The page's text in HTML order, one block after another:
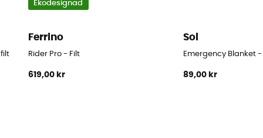
Ekodesignad
Ferrino
Rider Pro - Filt
619,00 kr
Sol
Emergency Blanket -
89,00 kr